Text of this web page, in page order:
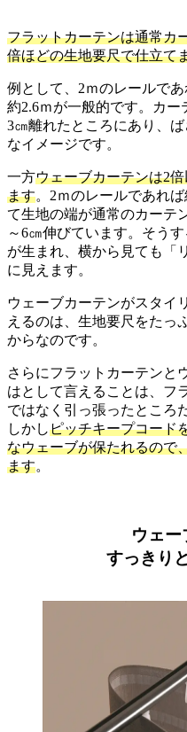
フラットカーテンは通常カ
倍ほどの生地要尺で仕立て
例として、2ｍのレールで
約2.6ｍが一般的です。カー
3㎝離れたところにあり、
なイメージです。
一方ウェーブカーテンは2
ます。2ｍのレールであれ
て生地の端が通常のカーテ
～6㎝伸びています。そう
が生まれ、横から見ても「
に見えます。
ウェーブカーテンがスタイ
えるのは、生地要尺をたっ
からなのです。
さらにフラットカーテンと
はとして言えることは、フ
ではなく引っ張ったところ
しかしピッチキープコード
なウェーブが保たれるので
ます。
ウェー
すっきり